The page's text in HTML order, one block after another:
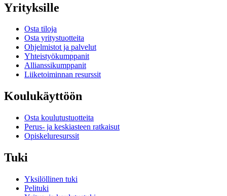
Yrityksille
Osta tiloja
Osta yritystuotteita
Ohjelmistot ja palvelut
Yhteistyökumppanit
Allianssikumppanit
Liiketoiminnan resurssit
Koulukäyttöön
Osta koulutustuotteita
Perus- ja keskiasteen ratkaisut
Opiskeluresurssit
Tuki
Yksilöllinen tuki
Pelituki